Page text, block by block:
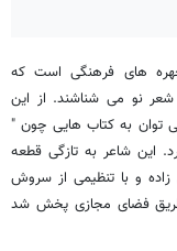
های فرهنگی است که
نو می شناشند. از این
توان به کتاب هایی چون "
این شاعر به تازگی قطعه
و با تنظیمی از سروش
طریق فضای مجازی پخش شد